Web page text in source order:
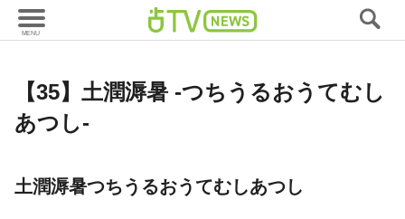
【35】土潤溽暑 -つちうるおうてむし
あつし-
土潤溽暑つちうるおうてむしあつし